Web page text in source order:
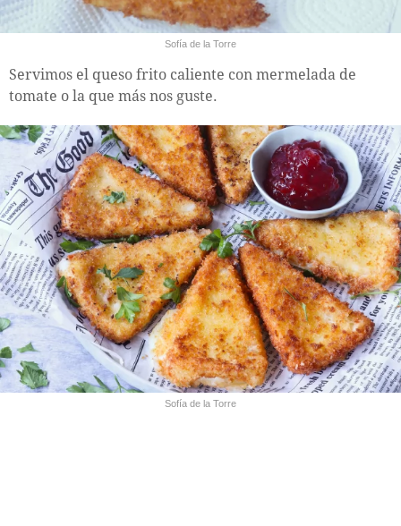
Sofía de la Torre
Servimos el queso frito caliente con mermelada de
tomate o la que más nos guste.
Sofía de la Torre